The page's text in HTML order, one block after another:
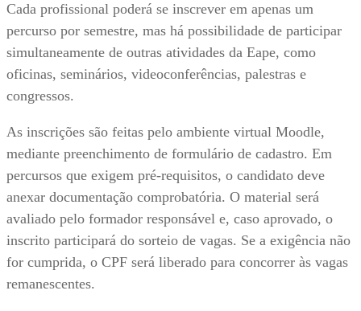
Cada profissional poderá se inscrever em apenas um
percurso por semestre, mas há possibilidade de participar
simultaneamente de outras atividades da Eape, como
oficinas, seminários, videoconferências, palestras e
congressos.
As inscrições são feitas pelo ambiente virtual Moodle,
mediante preenchimento de formulário de cadastro. Em
percursos que exigem pré-requisitos, o candidato deve
anexar documentação comprobatória. O material será
avaliado pelo formador responsável e, caso aprovado, o
inscrito participará do sorteio de vagas. Se a exigência não
for cumprida, o CPF será liberado para concorrer às vagas
remanescentes.